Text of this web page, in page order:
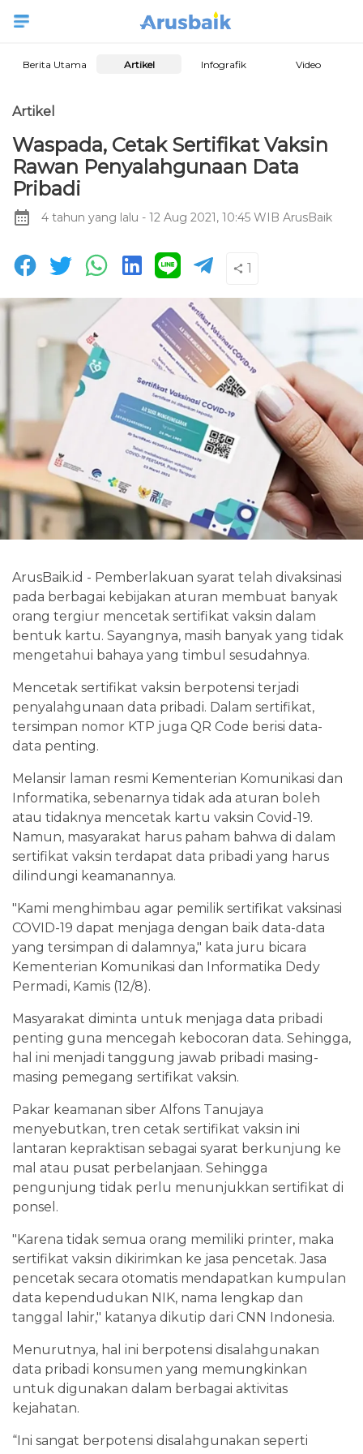
Berita Utama Artikel Infografik Video
Artikel
Waspada, Cetak Sertifikat Vaksin
Rawan Penyalahgunaan Data
Pribadi
4 tahun yang lalu - 12 Aug 2021, 10:45 WIB ArusBaik
1
ArusBaik.id - Pemberlakuan syarat telah divaksinasi
pada berbagai kebijakan aturan membuat banyak
orang tergiur mencetak sertifikat vaksin dalam
bentuk kartu. Sayangnya, masih banyak yang tidak
mengetahui bahaya yang timbul sesudahnya.
Mencetak sertifikat vaksin berpotensi terjadi
penyalahgunaan data pribadi. Dalam sertifikat,
tersimpan nomor KTP juga QR Code berisi data-
data penting.
Melansir laman resmi Kementerian Komunikasi dan
Informatika, sebenarnya tidak ada aturan boleh
atau tidaknya mencetak kartu vaksin Covid-19.
Namun, masyarakat harus paham bahwa di dalam
sertifikat vaksin terdapat data pribadi yang harus
dilindungi keamanannya.
"Kami menghimbau agar pemilik sertifikat vaksinasi
COVID-19 dapat menjaga dengan baik data-data
yang tersimpan di dalamnya," kata juru bicara
Kementerian Komunikasi dan Informatika Dedy
Permadi, Kamis (12/8).
Masyarakat diminta untuk menjaga data pribadi
penting guna mencegah kebocoran data. Sehingga,
hal ini menjadi tanggung jawab pribadi masing-
masing pemegang sertifikat vaksin.
Pakar keamanan siber Alfons Tanujaya
menyebutkan, tren cetak sertifikat vaksin ini
lantaran kepraktisan sebagai syarat berkunjung ke
mal atau pusat perbelanjaan. Sehingga
pengunjung tidak perlu menunjukkan sertifikat di
ponsel.
"Karena tidak semua orang memiliki printer, maka
sertifikat vaksin dikirimkan ke jasa pencetak. Jasa
pencetak secara otomatis mendapatkan kumpulan
data kependudukan NIK, nama lengkap dan
tanggal lahir," katanya dikutip dari CNN Indonesia.
Menurutnya, hal ini berpotensi disalahgunakan
data pribadi konsumen yang memungkinkan
untuk digunakan dalam berbagai aktivitas
kejahatan.
“Ini sangat berpotensi disalahgunakan seperti